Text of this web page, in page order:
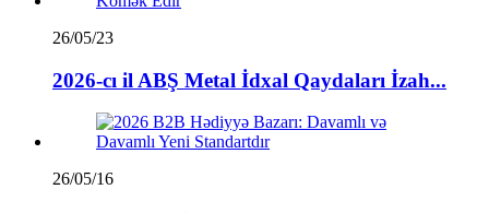
26/05/23
2026-cı il ABŞ Metal İdxal Qaydaları İzah...
26/05/16